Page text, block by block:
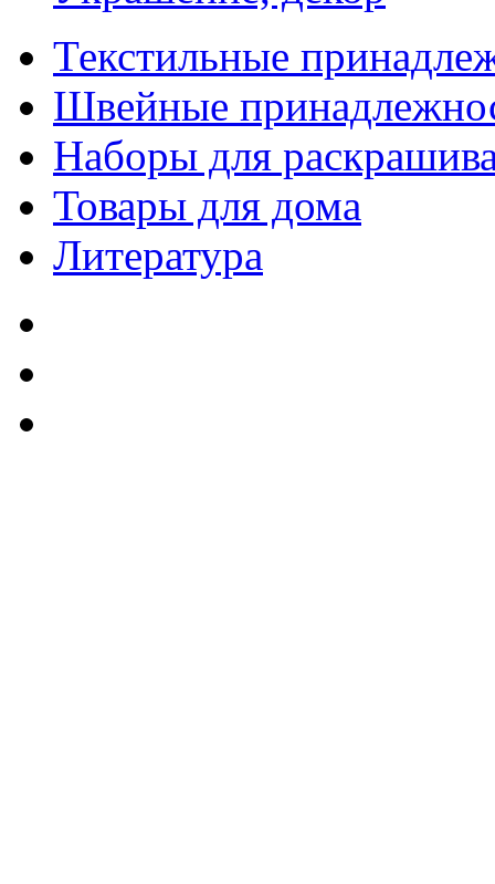
Текстильные
Швейные
Наборы для
Товары для дома
Литература